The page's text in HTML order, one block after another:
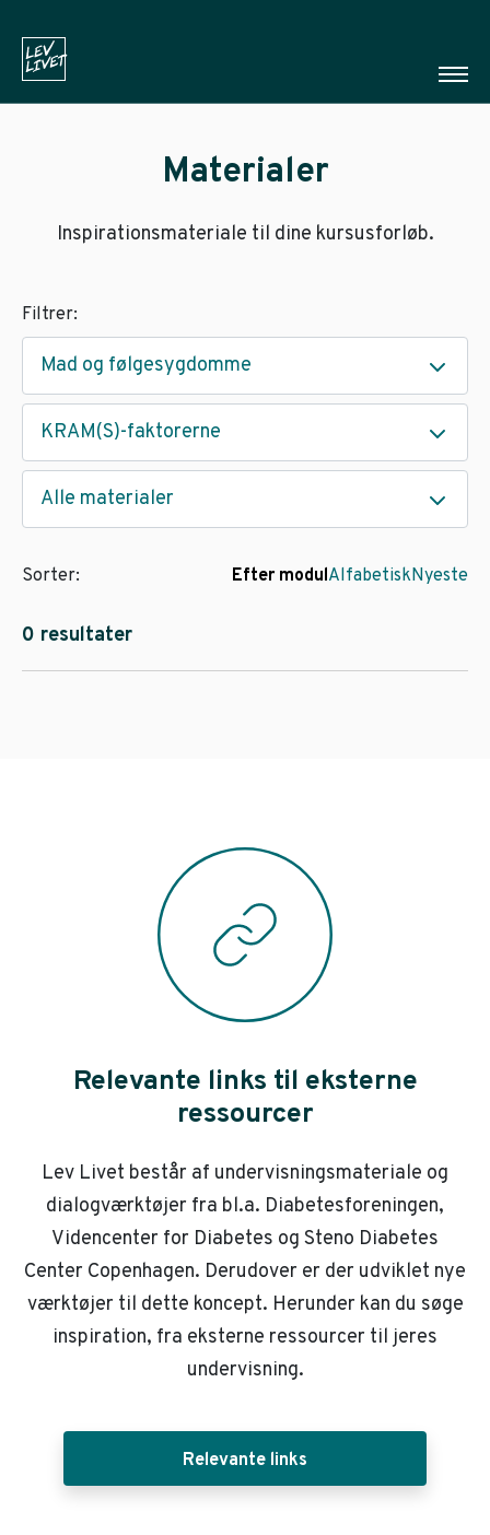
Materialer
Inspirationsmateriale til dine kursusforløb.
Filtrer:
Mad og følgesygdomme
KRAM(S)-faktorerne
Alle materialer
0 resultater
Sorter: Efter modulAlfabetiskNyeste
Relevante links til eksterne
ressourcer
Lev Livet består af undervisningsmateriale og
dialogværktøjer fra bl.a. Diabetesforeningen,
Videncenter for Diabetes og Steno Diabetes
Center Copenhagen. Derudover er der udviklet nye
værktøjer til dette koncept. Herunder kan du søge
inspiration, fra eksterne ressourcer til jeres
undervisning.
Relevante links